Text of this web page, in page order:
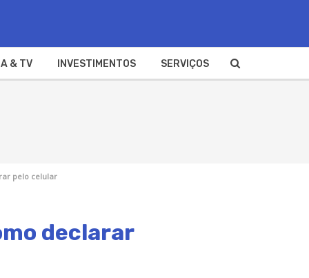
& TV INVESTIMENTOS SERVIÇOS
pelo celular
declarar